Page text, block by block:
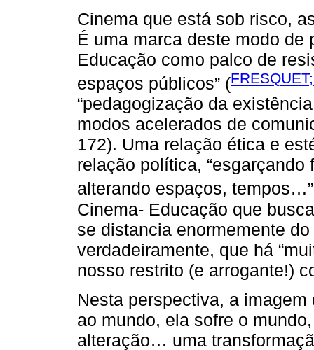
Cinema que está sob risco,
É uma marca deste modo de
Educação como palco de
espaços públicos” (
“pedagogização da
modos acelerados de
172). Uma relação ética e
relação política,
alterando espaços,
Cinema- Educação que
se distancia enormemente
verdadeiramente, que há
nosso restrito (e arrogante!)
Nesta perspectiva, a
ao mundo, ela sofre o
alteração… uma